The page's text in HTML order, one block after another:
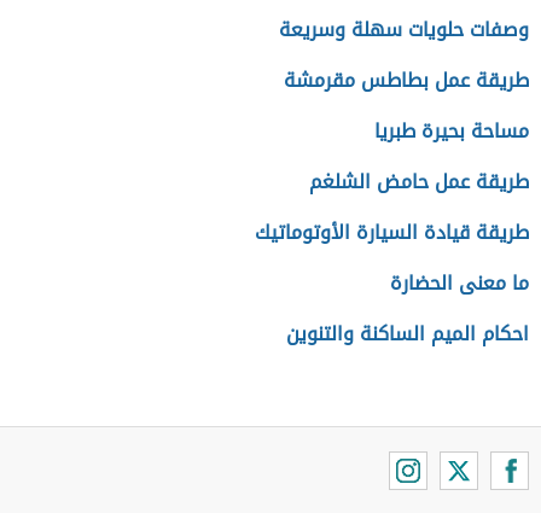
وصفات حلويات سهلة وسريعة
طريقة عمل بطاطس مقرمشة
مساحة بحيرة طبريا
طريقة عمل حامض الشلغم
طريقة قيادة السيارة الأوتوماتيك
ما معنى الحضارة
احكام الميم الساكنة والتنوين